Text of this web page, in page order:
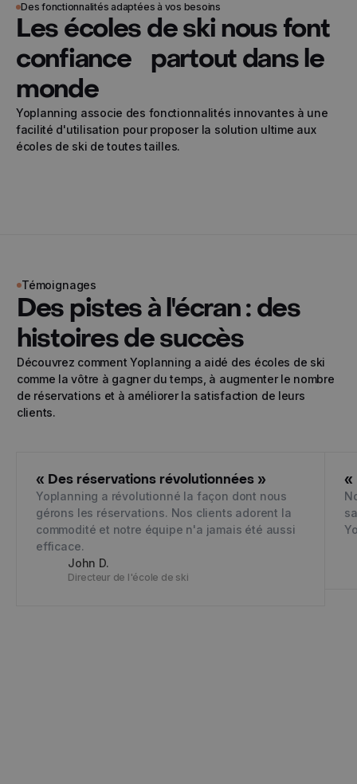
Des fonctionnalités adaptées à vos besoins
Les écoles de ski nous font
confiance partout dans le
monde
Yoplanning associe des fonctionnalités innovantes à une
facilité d'utilisation pour proposer la solution ultime aux
écoles de ski de toutes tailles.
Témoignages
Des pistes à l'écran : des
histoires de succès
Découvrez comment Yoplanning a aidé des écoles de ski
comme la vôtre à gagner du temps, à augmenter le nombre
de réservations et à améliorer la satisfaction de leurs
clients.
« Des réservations révolutionnées »
Yoplanning a révolutionné la façon dont nous
gérons les réservations. Nos clients adorent la
commodité et notre équipe n'a jamais été aussi
efficace.
John D.
Directeur de l'école de ski
«